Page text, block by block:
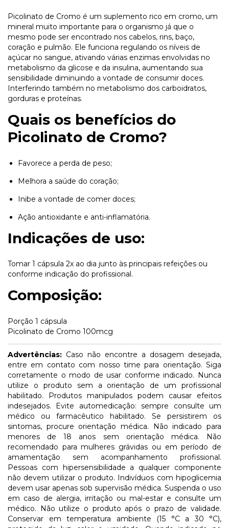
Picolinato de Cromo é um suplemento rico em cromo, um
mineral muito importante para o organismo já que o
mesmo pode ser encontrado nos cabelos, rins, baço,
coração e pulmão. Ele funciona regulando os níveis de
açúcar no sangue, ativando várias enzimas envolvidas no
metabolismo da glicose e da insulina, aumentando sua
sensibilidade diminuindo a vontade de consumir doces.
Interferindo também no metabolismo dos carboidratos,
gorduras e proteínas.
Quais os benefícios do
Picolinato de Cromo?
Favorece a perda de peso;
Melhora a saúde do coração;
Inibe a vontade de comer doces;
Ação antioxidante e anti-inflamatória.
Indicações de uso:
Tomar 1 cápsula 2x ao dia junto às principais refeições ou
conforme indicação do profissional.
Composição:
Porção 1 cápsula
Picolinato de Cromo 100mcg
Advertências: Caso não encontre a dosagem desejada,
entre em contato com nosso time para orientação. Siga
corretamente o modo de usar conforme indicado. Nunca
utilize o produto sem a orientação de um profissional
habilitado. Produtos manipulados podem causar efeitos
indesejados. Evite automedicação: sempre consulte um
médico ou farmacêutico habilitado. Se persistirem os
sintomas, procure orientação médica. Não indicado para
menores de 18 anos sem orientação médica. Não
recomendado para mulheres grávidas ou em período de
amamentação sem acompanhamento profissional.
Pessoas com hipersensibilidade a qualquer componente
não devem utilizar o produto. Indivíduos com hipoglicemia
devem usar apenas sob supervisão médica. Suspenda o uso
em caso de alergia, irritação ou mal-estar e consulte um
médico. Não utilize o produto após o prazo de validade.
Conservar em temperatura ambiente (15 °C a 30 °C),